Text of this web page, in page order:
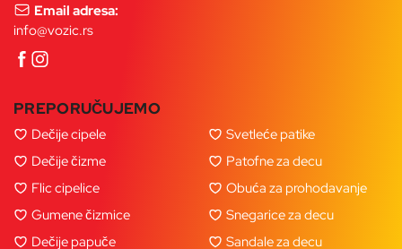
Email adresa:
info@vozic.rs
PREPORUČUJEMO
Dečije cipele
Dečije čizme
Flic cipelice
Gumene čizmice
Dečije papuče
Svetleće patike
Patofne za decu
Obuća za prohodavanje
Snegarice za decu
Sandale za decu